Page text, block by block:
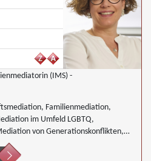
(IMS) -
Familienmediation,
im Umfeld LGBTQ,
von Generationskonflikten,
Mediation von
Schulmediation